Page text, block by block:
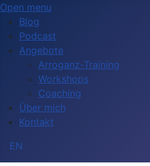
Open menu
Blog
Podcast
Angebote
Arroganz-Training
Workshops
Coaching
Über mich
Kontakt
Sprache auswählen
EN